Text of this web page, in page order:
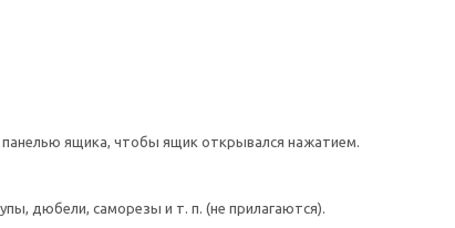
ящика, чтобы ящик открывался нажатием.
дюбели, саморезы и т. п. (не прилагаются).